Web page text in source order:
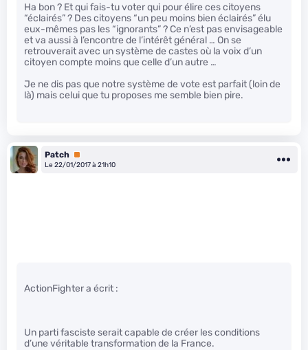
Ha bon ? Et qui fais-tu voter qui pour élire ces citoyens
“éclairés” ? Des citoyens “un peu moins bien éclairés” élu
eux-mêmes pas les “ignorants” ? Ce n’est pas envisageable
et va aussi à l’encontre de l’intérêt général … On se
retrouverait avec un système de castes où la voix d’un
citoyen compte moins que celle d’un autre …
Je ne dis pas que notre système de vote est parfait (loin de
là) mais celui que tu proposes me semble bien pire.
Patch Premium
Le 22/01/2017 à 21h10
ActionFighter a écrit :
Un parti fasciste serait capable de créer les conditions
d’une véritable transformation de la France.